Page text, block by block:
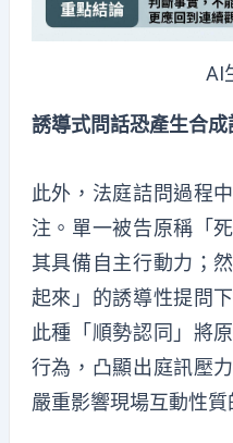
AI
誘導式問話恐產生合成
此外，法庭詰問過程
注。單一被告原稱「
其具備自主行動力；
起來」的誘導性提問
此種「順勢認同」將
行為，凸顯出庭訊壓
嚴重影響現場互動性質